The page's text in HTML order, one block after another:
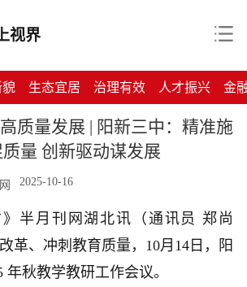
视界
貌 生态宜居 治理有效 人才振兴 金
质量发展 | 阳新三中：精准施
量 创新驱动谋发展
2025-10-16
》半月刊网湖北讯（通讯员 郑尚
革、冲刺教育质量， 10月14日，阳
年秋教学教研工作会议。